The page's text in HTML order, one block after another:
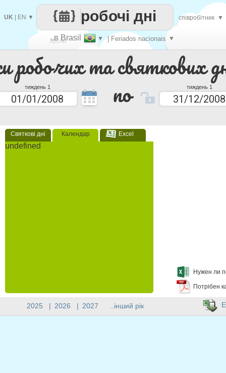
робочих та святкових
тиждень 1 по тиждень 1
Святкові дні Календар Excel
undefined
Нужен ли
Потрібен
Зроби
кожен
..в Brasil ▼ | Feriados nacionais ▼
робочі дні
UK EN ▼ співробітник ▼
2025 | 2026 | 2027 ..інший рік